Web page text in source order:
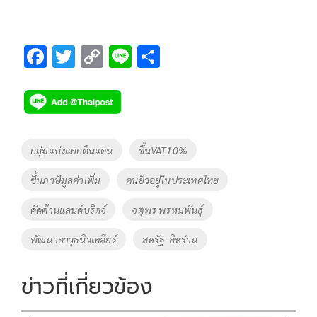
F
e
b
o
o
k
T
tt
er
C
p
y
Li
Li
Tags
กลุ่มแบ่งแยกดินแดน ขึ้นVAT10%
ขึ้นภาษีมูลค่าเพิ่ม คนยิวอยู่ในประเทศไทย
คัดค้านแลนด์บริดจ์ จตุพร พรหมพันธุ์
พัฒนาอาวุธนิวเคลียร์ สหรัฐ-อิหร่าน
ข่าวที่เกี่ยวข้อง